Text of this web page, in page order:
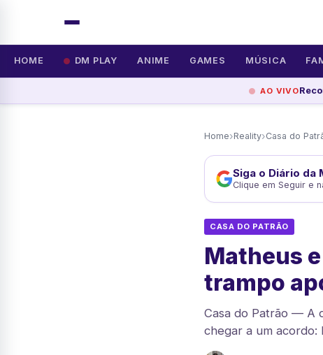
HOME DM PLAY ANIME GAMES MÚSICA
AO VIVO
Home›Reality›Casa do
Siga o Diário da
Clique em Seguir e
CASA DO PATRÃO
Matheus
trampo
Casa do Patrão — A
chegar a um acordo: